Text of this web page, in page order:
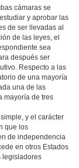
cámaras se
y aprobar las
de ser llevadas al
de las leyes, el
sea
después ser
Respecto a las
de una mayoría
una de las
mayoría de tres
y el carácter
que los
de independencia
en otros Estados
legisladores